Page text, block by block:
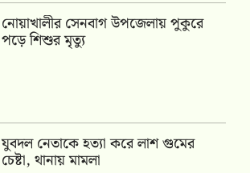
নোয়াখালীর সেনবাগ উপজেলায় পুকুরে
পড়ে শিশুর মৃত্যু
যুবদল নেতাকে হত্যা করে লাশ গুমের
চেষ্টা, থানায় মামলা